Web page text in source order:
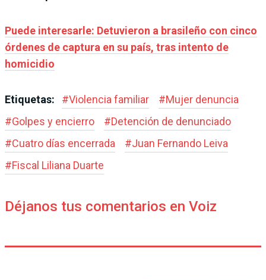
Puede interesarle: Detuvieron a brasileño con cinco
órdenes de captura en su país, tras intento de
homicidio
Etiquetas: #Violencia familiar #Mujer denuncia
#Golpes y encierro #Detención de denunciado
#Cuatro días encerrada #Juan Fernando Leiva
#Fiscal Liliana Duarte
Déjanos tus comentarios en Voiz